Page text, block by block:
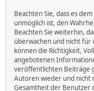
Beachten Sie, dass es
unmöglich ist, den
Beachten Sie weiterhin,
überwachen und nicht
können die Richtigkeit,
angebotenen
veröffentlichten Beiträge
Autoren wieder und nicht
Gesamtheit der Benutzer